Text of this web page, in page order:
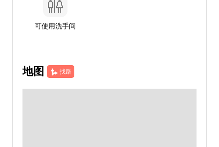
可使用洗手间
地图 找路